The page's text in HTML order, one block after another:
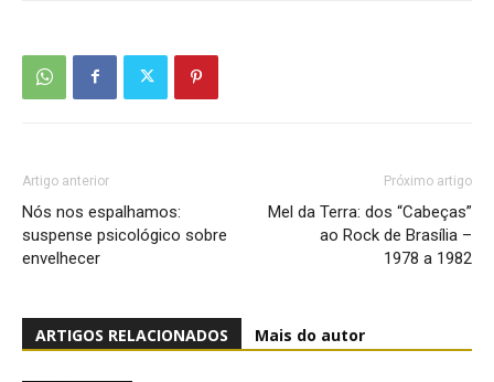
Artigo anterior
Nós nos espalhamos:
suspense psicológico sobre
envelhecer
Próximo artigo
Mel da Terra: dos “Cabeças”
ao Rock de Brasília –
1978 a 1982
ARTIGOS RELACIONADOS Mais do autor